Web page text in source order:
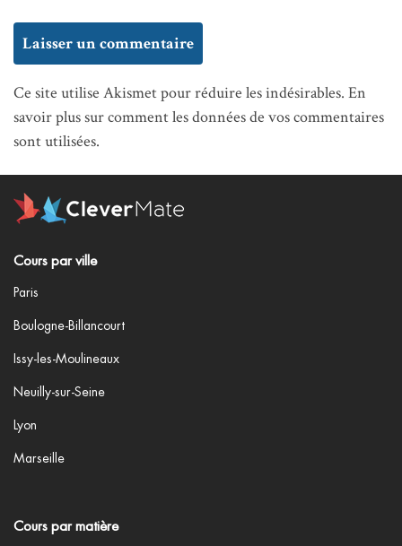
Ce site utilise Akismet pour réduire les indésirables. En
savoir plus sur comment les données de vos commentaires
sont utilisées.
Cours par ville
Paris
Boulogne-Billancourt
Issy-les-Moulineaux
Neuilly-sur-Seine
Lyon
Marseille
Cours par matière